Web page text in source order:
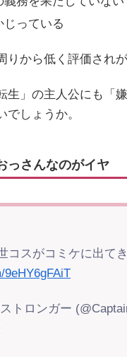
じっている
りから低く評価されが
生」の主人公にも「
でしょうか。
っさんなのがイヤ
コスがコミケに出て
トロンガー